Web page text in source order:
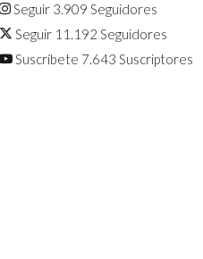
Seguir 3.909 Seguidores
Seguir 11.192 Seguidores
Suscríbete 7.643 Suscriptores